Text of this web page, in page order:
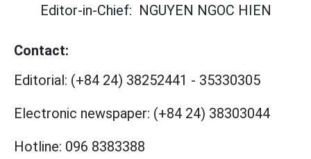
Editor-in-Chief: NGUYEN NGOC HIEN
Contact:
Editorial: (+84 24) 38252441 - 35330305
Electronic newspaper: (+84 24) 38303044
Hotline: 096 8383388